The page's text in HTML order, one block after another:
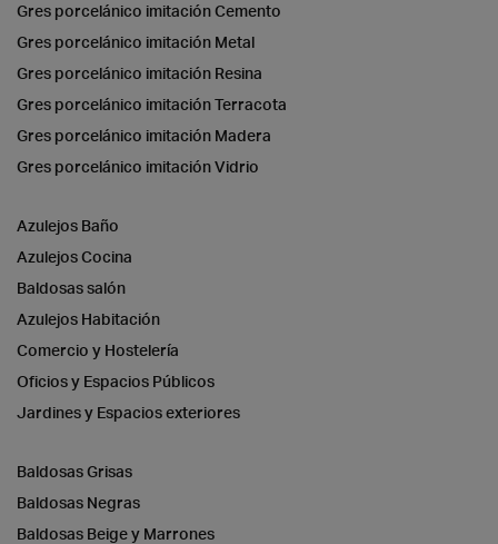
Gres porcelánico imitación Cemento
Gres porcelánico imitación Metal
Gres porcelánico imitación Resina
Gres porcelánico imitación Terracota
Gres porcelánico imitación Madera
Gres porcelánico imitación Vidrio
Azulejos Baño
Azulejos Cocina
Baldosas salón
Azulejos Habitación
Comercio y Hostelería
Oficios y Espacios Públicos
Jardines y Espacios exteriores
Baldosas Grisas
Baldosas Negras
Baldosas Beige y Marrones